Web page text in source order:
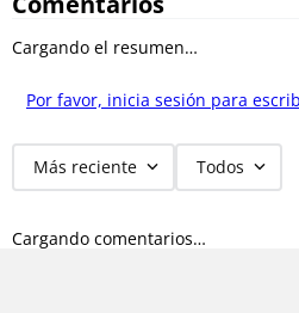
Cargando el resumen…
Por favor, inicia sesión para
Más reciente Todos
Cargando comentarios…